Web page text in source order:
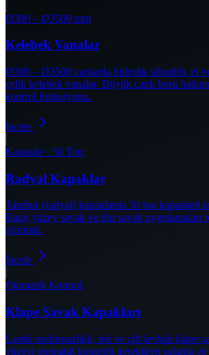
Ø300 – Ø3500 mm
Kelebek Vanalar
Ø300 – Ø3500 çaplarda hidrolik silindirli, el
çelik kelebek vanalar. Büyük çaplı boru
kontrol fonksiyonu.
İncele
Kapasite · 50 Ton
Radyal Kapaklar
Tambur (radyal) kapaklarda 50 ton kapasiteli
Baraj yüzey savak ve dip savak uygulamaları
çözümü.
İncele
Otomatik Kontrol
Klape Savak Kapakları
Lastik sızdırmazlıklı, tek ve çift levhalı klape
yüzeyi otomatik kontrolü gerektiren sulama ve